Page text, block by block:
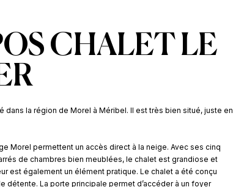
CHALET LE
dans la région de Morel à Méribel. Il est très bien situé, juste en
Morel permettent un accès direct à la neige. Avec ses cinq
de chambres bien meublées, le chalet est grandiose et
est également un élément pratique. Le chalet a été conçu
détente. La porte principale permet d’accéder à un foyer